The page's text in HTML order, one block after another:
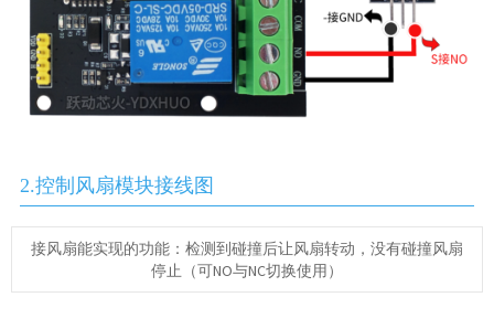
2.控制风扇模块接线图
接风扇能实现的功能：检测到碰撞后让风扇转动，没有碰撞风扇
停止（可NO与NC切换使用）